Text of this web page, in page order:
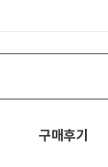
구매후기